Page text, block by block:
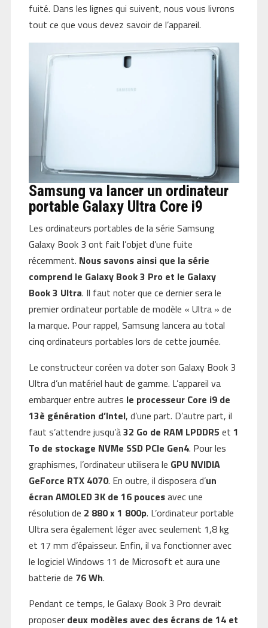
fuité. Dans les lignes qui suivent, nous vous livrons
tout ce que vous devez savoir de l’appareil.
Samsung va lancer un ordinateur
portable Galaxy Ultra Core i9
Les ordinateurs portables de la série Samsung
Galaxy Book 3 ont fait l’objet d’une fuite
récemment. Nous savons ainsi que la série
comprend le Galaxy Book 3 Pro et le Galaxy
Book 3 Ultra. Il faut noter que ce dernier sera le
premier ordinateur portable de modèle « Ultra » de
la marque. Pour rappel, Samsung lancera au total
cinq ordinateurs portables lors de cette journée.
Le constructeur coréen va doter son Galaxy Book 3
Ultra d’un matériel haut de gamme. L’appareil va
embarquer entre autres le processeur Core i9 de
13è génération d’Intel, d’une part. D’autre part, il
faut s’attendre jusqu’à32 Go de RAM LPDDR5 et 1
To de stockage NVMe SSD PCIe Gen4. Pour les
graphismes, l’ordinateur utilisera le GPU NVIDIA
GeForce RTX 4070. En outre, il disposera d’un
écran AMOLED 3K de 16 poucesavec une
résolution de 2 880 x 1 800p. L’ordinateur portable
Ultra sera également léger avec seulement 1,8 kg
et 17 mm d’épaisseur. Enfin, il va fonctionner avec
le logiciel Windows 11 de Microsoft et aura une
batterie de 76 Wh.
Pendant ce temps, le Galaxy Book 3 Pro devrait
proposer deux modèles avec des écrans de 14 et